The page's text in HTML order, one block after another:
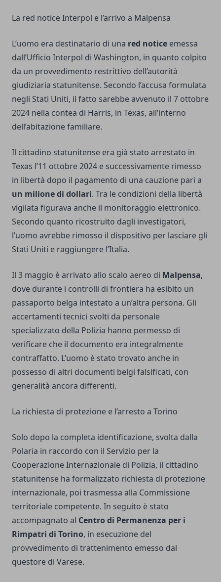
La red notice Interpol e l’arrivo a Malpensa
L’uomo era destinatario di una red notice emessa
dall’Ufficio Interpol di Washington, in quanto colpito
da un provvedimento restrittivo dell’autorità
giudiziaria statunitense. Secondo l’accusa formulata
negli Stati Uniti, il fatto sarebbe avvenuto il 7 ottobre
2024 nella contea di Harris, in Texas, all’interno
dell’abitazione familiare.
Il cittadino statunitense era già stato arrestato in
Texas l’11 ottobre 2024 e successivamente rimesso
in libertà dopo il pagamento di una cauzione pari a
un milione di dollari. Tra le condizioni della libertà
vigilata figurava anche il monitoraggio elettronico.
Secondo quanto ricostruito dagli investigatori,
l’uomo avrebbe rimosso il dispositivo per lasciare gli
Stati Uniti e raggiungere l’Italia.
Il 3 maggio è arrivato allo scalo aereo di Malpensa,
dove durante i controlli di frontiera ha esibito un
passaporto belga intestato a un’altra persona. Gli
accertamenti tecnici svolti da personale
specializzato della Polizia hanno permesso di
verificare che il documento era integralmente
contraffatto. L’uomo è stato trovato anche in
possesso di altri documenti belgi falsificati, con
generalità ancora differenti.
La richiesta di protezione e l’arresto a Torino
Solo dopo la completa identificazione, svolta dalla
Polaria in raccordo con il Servizio per la
Cooperazione Internazionale di Polizia, il cittadino
statunitense ha formalizzato richiesta di protezione
internazionale, poi trasmessa alla Commissione
territoriale competente. In seguito è stato
accompagnato al Centro di Permanenza per i
Rimpatri di Torino, in esecuzione del
provvedimento di trattenimento emesso dal
questore di Varese.